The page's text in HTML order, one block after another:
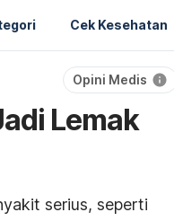
Cek Kesehatan
Opini Medis
Lemak
serius, seperti